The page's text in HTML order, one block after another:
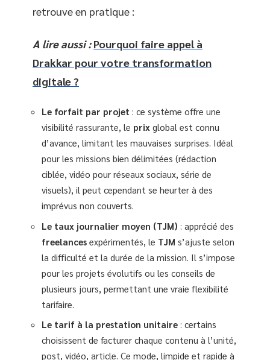
retrouve en pratique :
A lire aussi : Pourquoi faire appel à
Drakkar pour votre transformation
digitale ?
Le forfait par projet : ce système offre une
visibilité rassurante, le prix global est connu
d’avance, limitant les mauvaises surprises. Idéal
pour les missions bien délimitées (rédaction
ciblée, vidéo pour réseaux sociaux, série de
visuels), il peut cependant se heurter à des
imprévus non couverts.
Le taux journalier moyen (TJM) : apprécié des
freelances expérimentés, le TJM s’ajuste selon
la difficulté et la durée de la mission. Il s’impose
pour les projets évolutifs ou les conseils de
plusieurs jours, permettant une vraie flexibilité
tarifaire.
Le tarif à la prestation unitaire : certains
choisissent de facturer chaque contenu à l’unité,
post, vidéo, article. Ce mode, limpide et rapide à